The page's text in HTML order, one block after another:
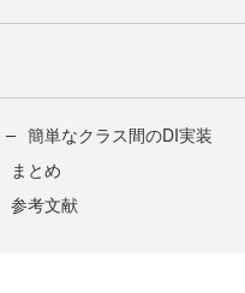
簡単なクラス間のDI実装
まとめ
参考文献